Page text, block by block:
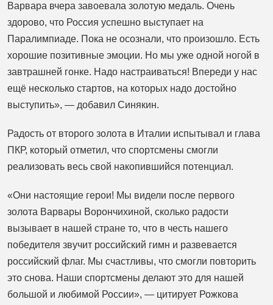
Варвара вчера завоевала золотую медаль. Очень
здорово, что Россия успешно выступает на
Паралимпиаде. Пока не осознали, что произошло. Есть
хорошие позитивные эмоции. Но мы уже одной ногой в
завтрашней гонке. Надо настраиваться! Впереди у нас
ещё несколько стартов, на которых надо достойно
выступить», — добавил Синякин.
Радость от второго золота в Италии испытывал и глава
ПКР, который отметил, что спортсмены смогли
реализовать весь свой накопившийся потенциал.
«Они настоящие герои! Мы видели после первого
золота Варвары Ворончихиной, сколько радости
вызывает в нашей стране то, что в честь нашего
победителя звучит российский гимн и развевается
российский флаг. Мы счастливы, что смогли повторить
это снова. Наши спортсмены делают это для нашей
большой и любимой России», — цитирует Рожкова